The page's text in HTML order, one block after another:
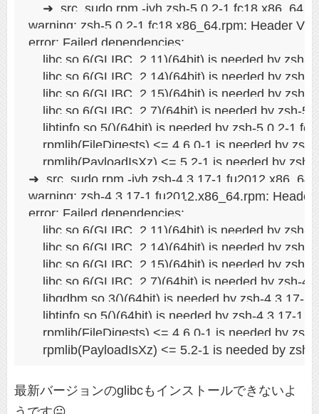
➜  src  sudo rpm -ivh zsh-5.0.2-
warning: zsh-5.0.2-1.fc18.x86_64.rpm: Header
error: Failed dependencies:
libc.so.6(GLIBC_2.11)(64bit) is needed by zsh-
libc.so.6(GLIBC_2.14)(64bit) is needed by zsh-
libc.so.6(GLIBC_2.15)(64bit) is needed by zsh-
libc.so.6(GLIBC_2.7)(64bit) is needed by zsh-
libtinfo.so.5()(64bit) is needed by zsh-5.0.2-
rpmlib(FileDigests) <= 4.6.0-1 is needed by
rpmlib(PayloadIsXz) <= 5.2-1 is needed by
➜  src  sudo rpm -ivh zsh-4.3.17-
warning: zsh-4.3.17-1.fu2012.x86_64.rpm:
error: Failed dependencies:
libc.so.6(GLIBC_2.11)(64bit) is needed by
libc.so.6(GLIBC_2.14)(64bit) is needed by
libc.so.6(GLIBC_2.15)(64bit) is needed by
libc.so.6(GLIBC_2.7)(64bit) is needed by zsh-
libgdbm.so.3()(64bit) is needed by zsh-4.3.17-
libtinfo.so.5()(64bit) is needed by zsh-4.3.17-
rpmlib(FileDigests) <= 4.6.0-1 is needed by
最新バージョンのglibcもインストールできないよ